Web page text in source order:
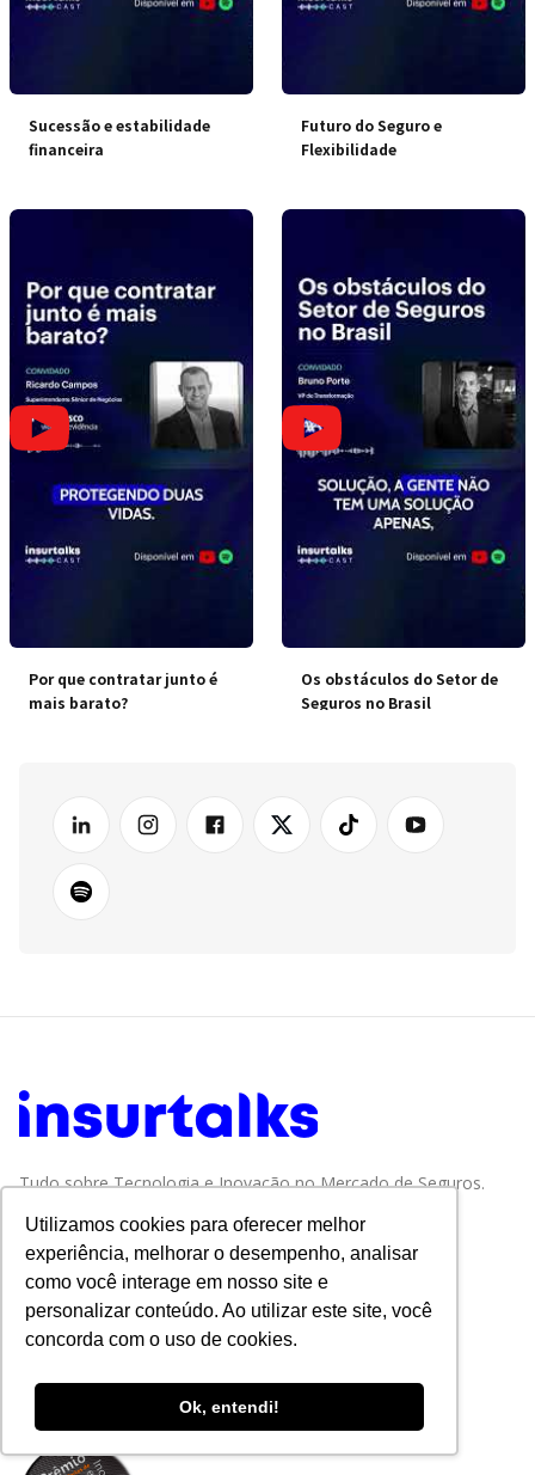
Utilizamos cookies para oferecer melhor
experiência, melhorar o desempenho, analisar
como você interage em nosso site e
personalizar conteúdo. Ao utilizar este site, você
concorda com o uso de cookies.
Ok, entendi!
Sucessão e estabilidade
financeira
Futuro do Seguro e
Flexibilidade
Por que contratar junto é
mais barato?
Os obstáculos do Setor de
Seguros no Brasil
Tudo sobre Tecnologia e Inovação no Mercado de Seguros.